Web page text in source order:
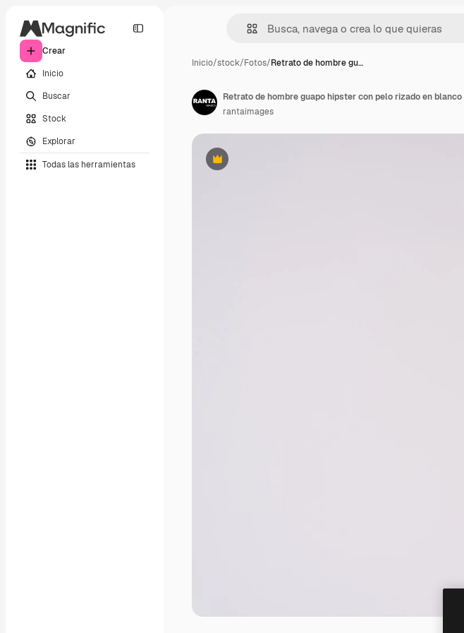
Crear
Inicio
Buscar
Stock
Explorar
Todas las herramientas
Inicio/stock/Fotos/Retrato de hombre gu…
Premium
Retrato de hombre guapo hipster con pelo rizado en blanco
rantaimages